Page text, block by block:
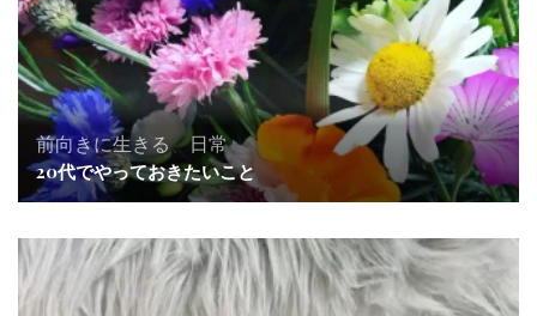
前向きに生きる、日常
20代でやっておきたいこと